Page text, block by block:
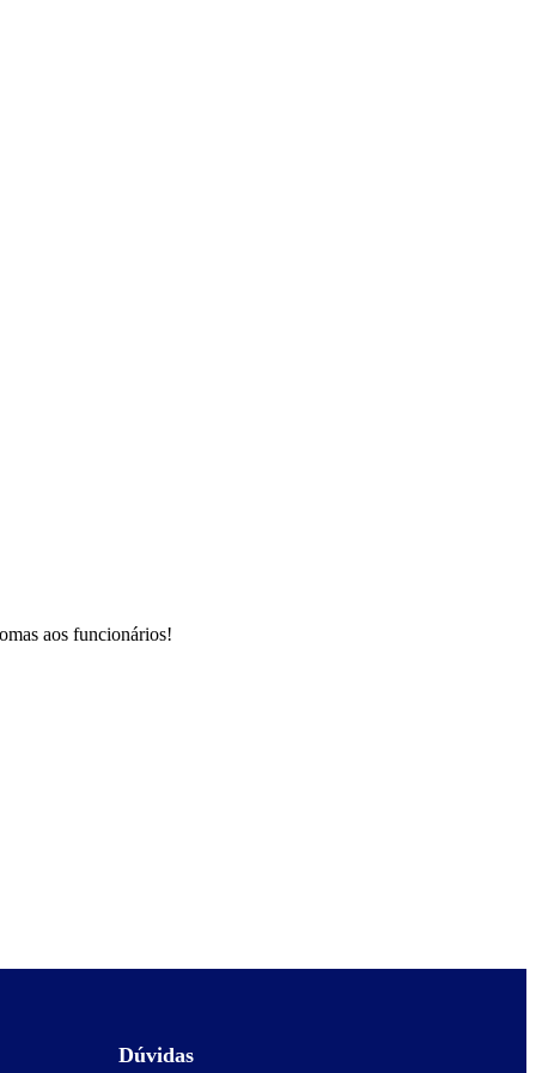
aos funcionários!
Dúvidas